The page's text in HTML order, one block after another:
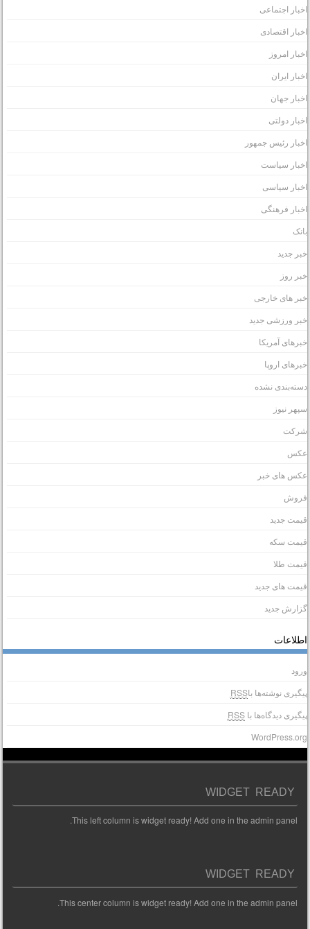
اجتماعی
اقتصادی
امروز
ایران
جهان
دولتی
رئیس جمهور
سیاست
سیاسی
فرهنگی
جدید
روز
های خارجی
ورزشی جدید
آمریکا
اروپا
نشده
نیوز
های خبر
جدید
سکه
طلا
های جدید
جدید
نوشته‌ها باRSS
دیدگاه‌ها باRSS
WIDGET READY
This left column is widget ready! Add one in the admin panel.
WIDGET READY
This center column is widget ready! Add one in the admin panel.